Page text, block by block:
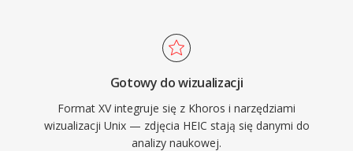
Gotowy do wizualizacji
Format XV integruje się z Khoros i narzędziami
wizualizacji Unix — zdjęcia HEIC stają się danymi do
analizy naukowej.